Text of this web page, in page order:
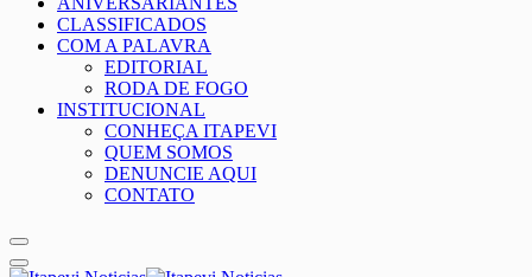
CLASSIFICADOS
COM A PALAVRA
EDITORIAL
RODA DE FOGO
INSTITUCIONAL
CONHEÇA ITAPEVI
QUEM SOMOS
DENUNCIE AQUI
CONTATO